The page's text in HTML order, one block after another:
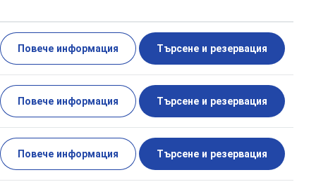
Повече информация Търсене и резервация
Повече информация Търсене и резервация
Повече информация Търсене и резервация